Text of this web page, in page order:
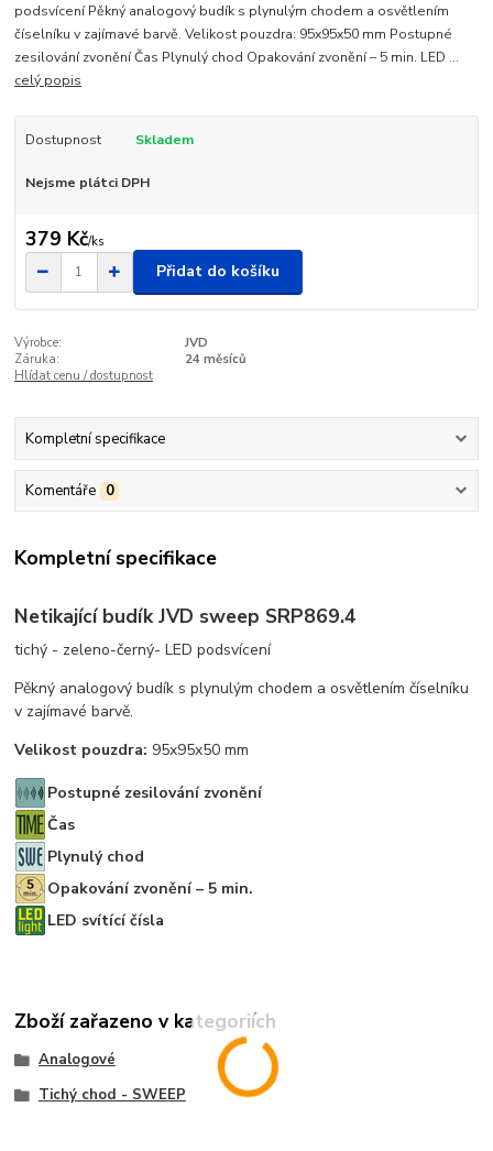
podsvícení Pěkný analogový budík s plynulým chodem a osvětlením
číselníku v zajímavé barvě. Velikost pouzdra: 95x95x50 mm Postupné
zesilování zvonění Čas Plynulý chod Opakování zvonění – 5 min. LED ...
celý popis
Dostupnost Skladem
Nejsme plátci DPH
379 Kč/ks
Přidat do košíku
Výrobce:
JVD
Záruka:
24 měsíců
Hlídat cenu / dostupnost
Kompletní specifikace
Komentáře 0
Kompletní specifikace
Netikající budík JVD sweep SRP869.4
tichý - zeleno-černý- LED podsvícení
Pěkný analogový budík s plynulým chodem a osvětlením číselníku
v zajímavé barvě.
Velikost pouzdra: 95x95x50 mm
Postupné zesilování zvonění
Čas
Plynulý chod
Opakování zvonění – 5 min.
LED svítící čísla
Zboží zařazeno v kategoriích
Analogové
Tichý chod - SWEEP